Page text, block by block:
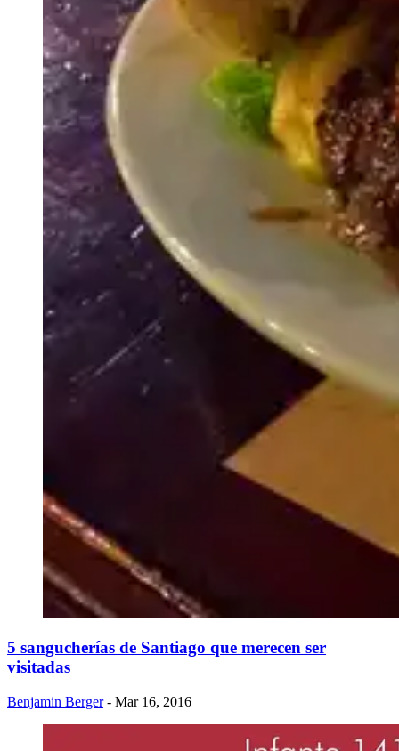
5 sangucherías de Santiago que merecen ser
visitadas
Benjamin Berger - Mar 16, 2016